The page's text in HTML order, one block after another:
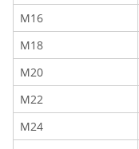
M16
M18
M20
M22
M24